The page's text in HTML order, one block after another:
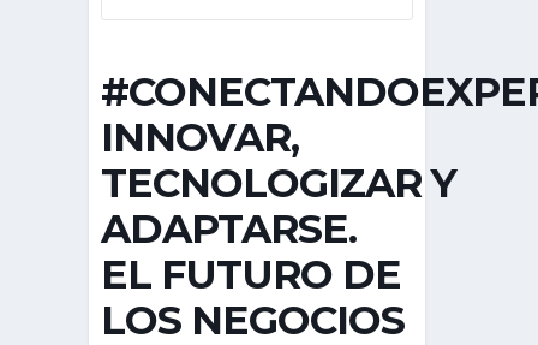
INNOVAR,
TECNOLOGIZAR Y
ADAPTARSE.
EL FUTURO DE
LOS NEGOCIOS